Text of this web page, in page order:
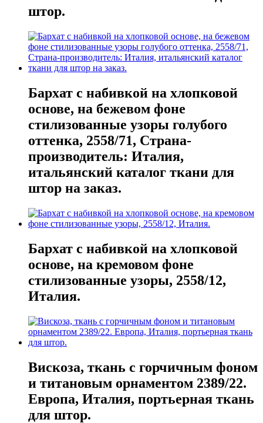
штор.
Бархат с набивкой на хлопковой
основе, на бежевом фоне
стилизованные узоры голубого
оттенка, 2558/71, Страна-
производитель: Италия,
итальянский каталог ткани для
штор на заказ.
Бархат с набивкой на хлопковой
основе, на кремовом фоне
стилизованные узоры, 2558/12,
Италия.
Вискоза, ткань с горчичным фоном
и титановым орнаментом 2389/22.
Европа, Италия, портьерная ткань
для штор.